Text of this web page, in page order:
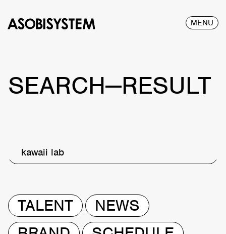
MENU
SEARCH—RESULT
kawaii lab
TALENT
NEWS